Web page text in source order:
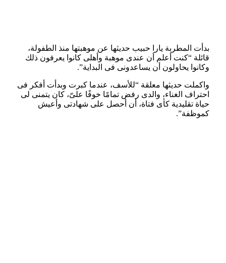
بدأت المطربة يارا حبيب حديثها عن موهبتها منذ الطفولة،
قائلة “كنت أعلم أن عندى موهبة وأهلى كانوا يعرفون ذلك
وكانوا يحاولون أن يساعدونى فى البداية”.
واكملت حديثها معلقة “للأسف، عندما كبرت وبدأت أفكر فى
احتراف الغناء، والدى رفض تمامًا خوفًا علىّ، كان يتمنى لى
حياة تقليدية كأى فتاة، أن أحصل على شهادتى وأعيش
كموظفة”.